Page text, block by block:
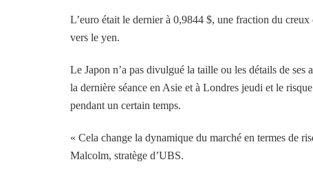
L’euro était le dernier à 0,9844 $, une fraction du
vers le yen.
Le Japon n’a pas divulgué la taille ou les détails de ses
la dernière séance en Asie et à Londres jeudi et le
pendant un certain temps.
« Cela change la dynamique du marché en termes de
Malcolm, stratège d’UBS.